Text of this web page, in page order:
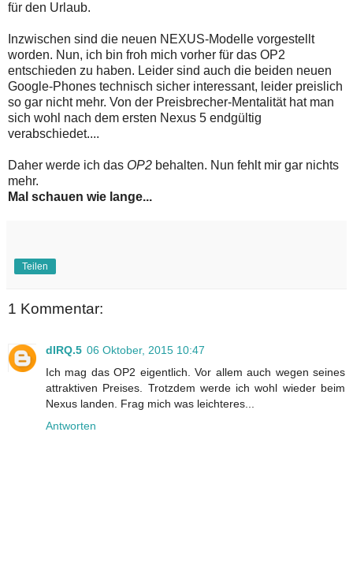
für den Urlaub.
Inzwischen sind die neuen NEXUS-Modelle vorgestellt
worden. Nun, ich bin froh mich vorher für das OP2
entschieden zu haben. Leider sind auch die beiden neuen
Google-Phones technisch sicher interessant, leider preislich
so gar nicht mehr. Von der Preisbrecher-Mentalität hat man
sich wohl nach dem ersten Nexus 5 endgültig
verabschiedet....
Daher werde ich das OP2 behalten. Nun fehlt mir gar nichts
mehr.
Mal schauen wie lange...
Teilen
1 Kommentar:
dIRQ.5 06 Oktober, 2015 10:47
Ich mag das OP2 eigentlich. Vor allem auch wegen seines
attraktiven Preises. Trotzdem werde ich wohl wieder beim
Nexus landen. Frag mich was leichteres...
Antworten